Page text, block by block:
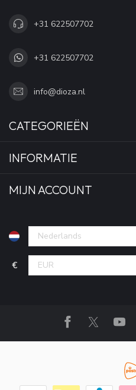
+31 622507702
+31 622507702
info@dioza.nl
CATEGORIEËN
INFORMATIE
MIJN ACCOUNT
€